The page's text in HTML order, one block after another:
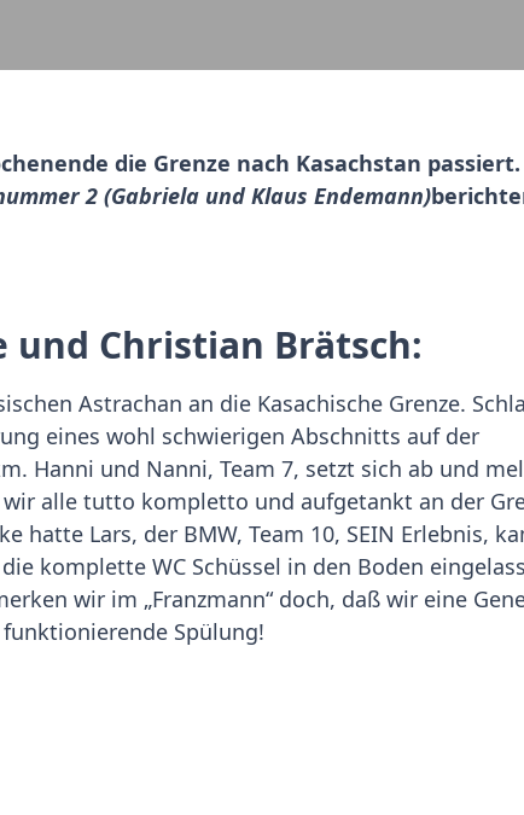
die Grenze nach Kasachstan passiert.
2 (Gabriela und Klaus Endemann)
Christian Brätsch:
Astrachan an die Kasachische Grenze.
eines wohl schwierigen Abschnitts auf der
Hanni und Nanni, Team 7, setzt sich ab und
alle tutto kompletto und aufgetankt an der
hatte Lars, der BMW, Team 10, SEIN Erlebnis,
komplette WC Schüssel in den Boden
wir im „Franzmann“ doch, daß wir eine
Spülung!